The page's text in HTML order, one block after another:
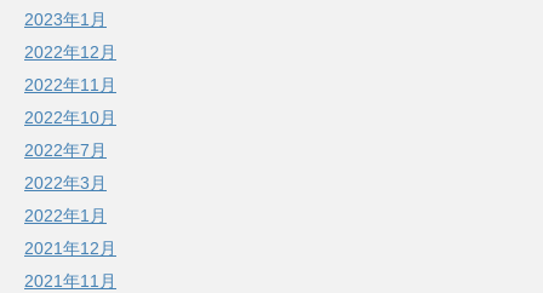
2023年1月
2022年12月
2022年11月
2022年10月
2022年7月
2022年3月
2022年1月
2021年12月
2021年11月